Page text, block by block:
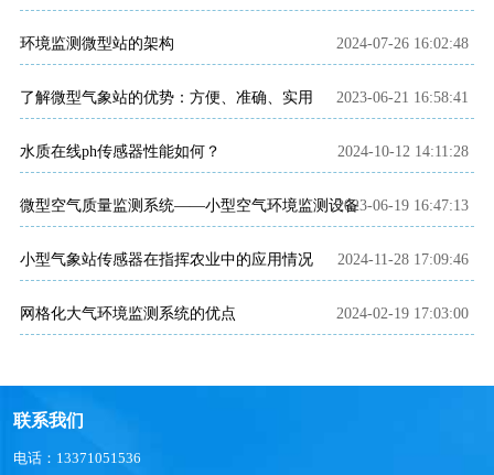
环境监测微型站的架构 2024-07-26 16:02:48
了解微型气象站的优势：方便、准确、实用 2023-06-21 16:58:41
水质在线ph传感器性能如何？ 2024-10-12 14:11:28
微型空气质量监测系统——小型空气环境监测设备2023-06-19 16:47:13
小型气象站传感器在指挥农业中的应用情况 2024-11-28 17:09:46
网格化大气环境监测系统的优点 2024-02-19 17:03:00
联系我们
电话：13371051536